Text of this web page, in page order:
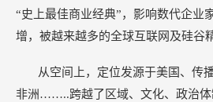
“史上最佳商业经典”，影响数代企业
增，被越来越多的全球互联网及硅谷
从空间上，定位发源于美国、传
非洲……..跨越了区域、文化、政治体